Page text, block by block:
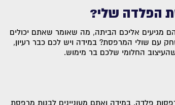
הפלדה שלי?
מגיעים אליכם הביתה, מה שאומר שאתם יכולים
עם שולי המרפסת? במידה ויש לכם כבר רעיון,
החלומי שלכם בר מימוש.
פלדה. במידה ואתם מעוניינים לבנות מרפסת